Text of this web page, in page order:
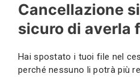
Cancellazione
sicuro di averla
Hai spostato i tuoi file nel
perché nessuno li potrà più